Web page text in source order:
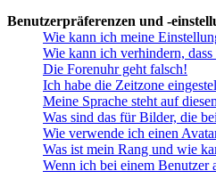
Benutzerpräferenzen und -
Wie kann ich meine
Wie kann ich verhindern,
Die Forenuhr geht falsch!
Ich habe die Zeitzone
Meine Sprache steht auf
Was sind das für Bilder, die
Wie verwende ich einen
Was ist mein Rang und wie
Wenn ich bei einem